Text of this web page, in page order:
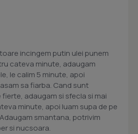
incingem putin ulei punem
cateva minute, adaugam
le calim 5 minute, apoi
sa fiarba. Cand sunt
adaugam si sfecla si mai
minute, apoi luam supa de pe
smantana, potrivim
si nucsoara.